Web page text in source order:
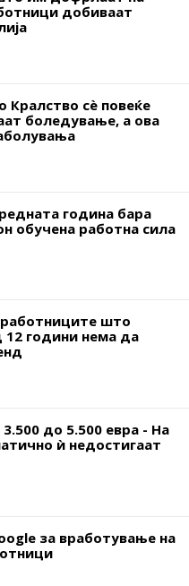
добиваат
Кралство сѐ повеќе
боледување, а ова
година бара
обучена работна сила
работниците што
години нема да
до 5.500 евра - На
ѝ недостигаат
за вработување на